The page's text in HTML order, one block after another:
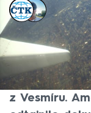
ČTK
Kryštof
9. kvě 2026,
Popisují
roku 1947,
havárii UFO,
z Vesmíru.